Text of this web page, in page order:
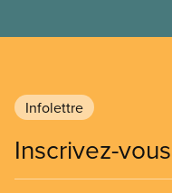
Infolettre
Inscrivez-